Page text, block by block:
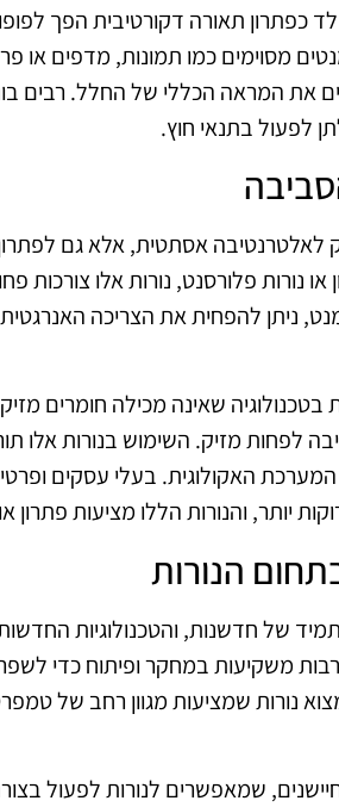
כפתרון תאורה דקורטיבית הפך
מסוימים כמו תמונות, מדפים או
את המראה הכללי של החלל. רבים
לפעול בתנאי חוץ.
לאלטרנטיבה אסתטית, אלא גם לפתרון
או נורות פלורסנט, נורות אלו
ניתן להפחית את הצריכה
בטכנולוגיה שאינה מכילה חומרים
מזיק. השימוש בנורות אלו
האקולוגית. בעלי עסקים
יותר, והנורות הללו מציעות פתרון
הנורות
של חדשנות, והטכנולוגיות
משקיעות במחקר ופיתוח כדי
נורות שמציעות מגוון רחב של
שמאפשרים לנורות לפעול